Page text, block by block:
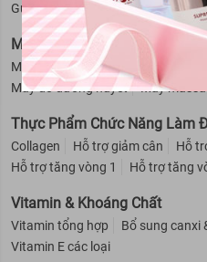
Gương mặt Mắt Môi Nail -
Máy Theo Dõi Sức Khỏe
Máy đo SpO2 Máy đo huyết áp
Máy đo đường huyết
Máy
Thực Phẩm Chức Năng Làm
Collagen Hỗ trợ giảm cân Hỗ
Hỗ trợ tăng vòng 1
Hỗ trợ tăng
Vitamin & Khoáng Chất
Vitamin tổng hợp Bổ sung canxi
Vitamin E các loại